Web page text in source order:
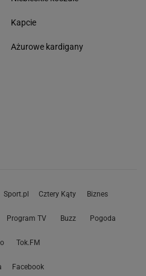
Kapcie
Ażurowe kardigany
Sport.pl Cztery Kąty Biznes
Program TV Buzz Pogoda
Tok.FM
Facebook